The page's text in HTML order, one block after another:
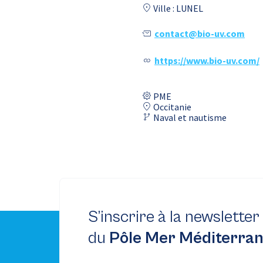
Ville : LUNEL
contact@bio-uv.com
https://www.bio-uv.com/
PME
Occitanie
Naval et nautisme
S’inscrire à la newsletter
du Pôle Mer